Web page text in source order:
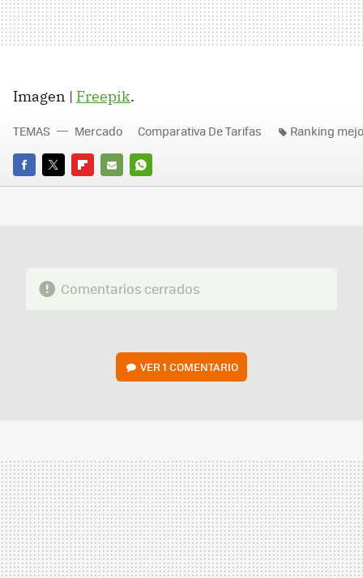
Imagen | Freepik.
FACEBOOK
TWITTERFLIPBOARD
E-
WHATSAPP
TEMAS Mercado Comparativa De Tarifas Ranking
Comentarios cerrados
VER1 COMENTARIO